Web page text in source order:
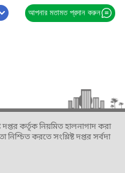
আপনার মতামত প্রদান করুন
কর্তৃক নিয়মিত হালনাগাদ করা
নিশ্চিত করতে সংশ্লিষ্ট দপ্তর সর্বদা